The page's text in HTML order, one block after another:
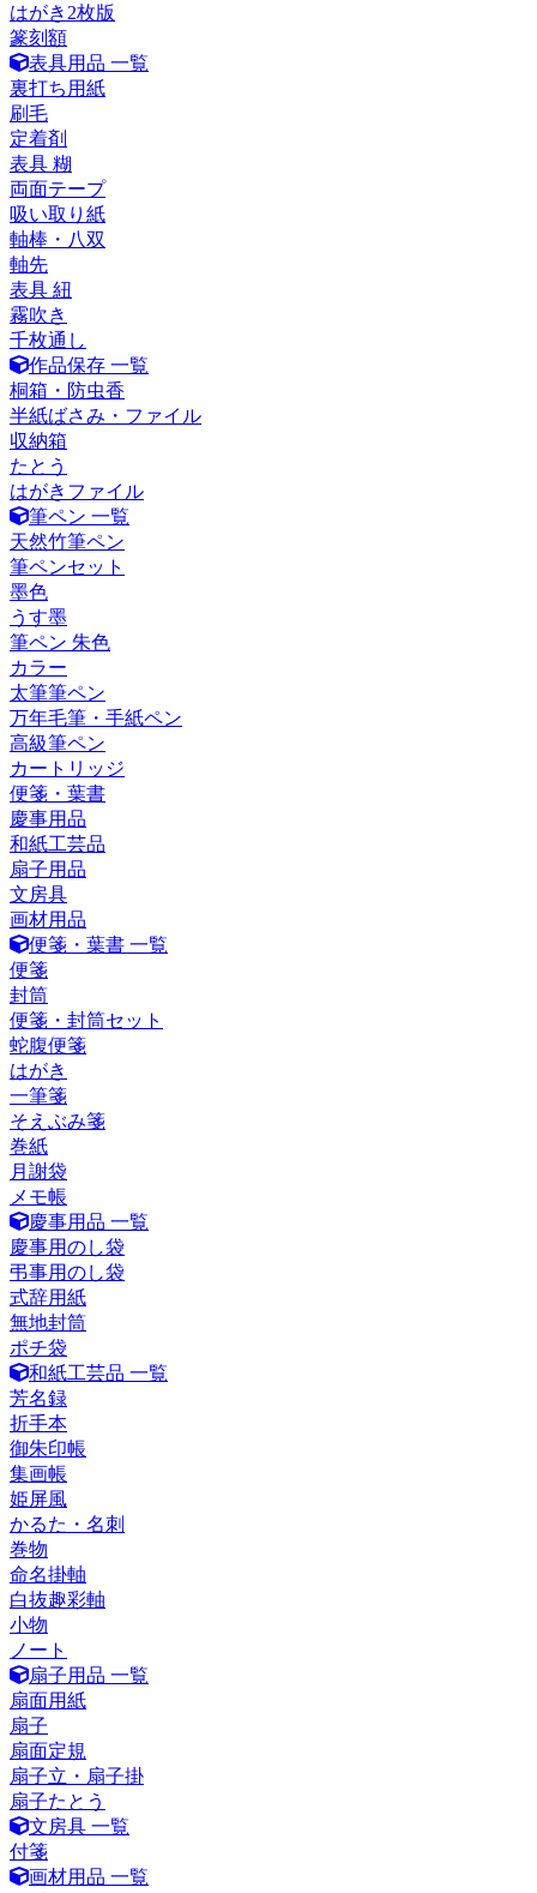
はがき2枚版
篆刻額
表具用品 一覧
裏打ち用紙
刷毛
定着剤
表具 糊
両面テープ
吸い取り紙
軸棒・八双
軸先
表具 紐
霧吹き
千枚通し
作品保存 一覧
桐箱・防虫香
半紙ばさみ・ファイル
収納箱
たとう
はがきファイル
筆ペン 一覧
天然竹筆ペン
筆ペンセット
墨色
うす墨
筆ペン 朱色
カラー
太筆筆ペン
万年毛筆・手紙ペン
高級筆ペン
カートリッジ
便箋・葉書
慶事用品
和紙工芸品
扇子用品
文房具
画材用品
便箋・葉書 一覧
便箋
封筒
便箋・封筒セット
蛇腹便箋
はがき
一筆箋
そえぶみ箋
巻紙
月謝袋
メモ帳
慶事用品 一覧
慶事用のし袋
弔事用のし袋
式辞用紙
無地封筒
ポチ袋
和紙工芸品 一覧
芳名録
折手本
御朱印帳
集画帳
姫屏風
かるた・名刺
巻物
命名掛軸
白抜趣彩軸
小物
ノート
扇子用品 一覧
扇面用紙
扇子
扇面定規
扇子立・扇子掛
扇子たとう
文房具 一覧
付箋
画材用品 一覧